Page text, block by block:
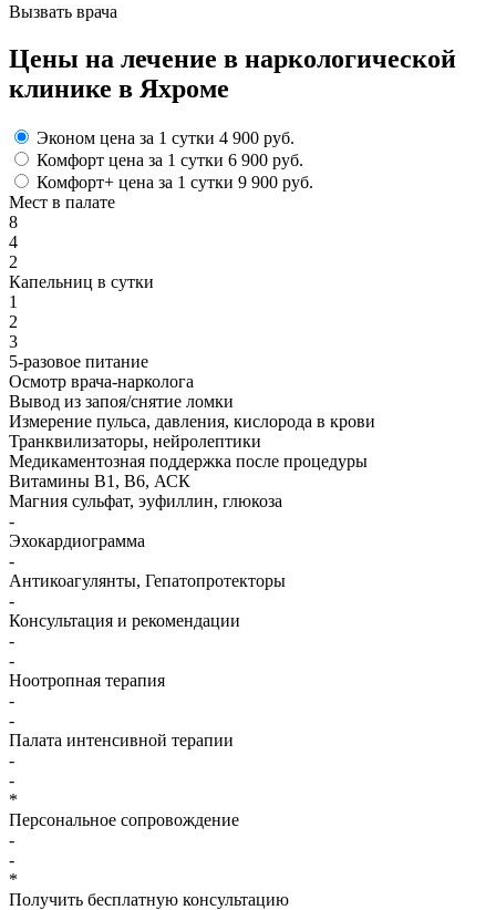
Вызвать врача
Цены на лечение в наркологической
клинике в Яхроме
Эконом цена за 1 сутки 4 900 руб.
Комфорт цена за 1 сутки 6 900 руб.
Комфорт+ цена за 1 сутки 9 900 руб.
Мест в палате
8
4
2
Капельниц в сутки
1
2
3
5-разовое питание
Осмотр врача-нарколога
Вывод из запоя/снятие ломки
Измерение пульса, давления, кислорода в крови
Транквилизаторы, нейролептики
Медикаментозная поддержка после процедуры
Витамины B1, B6, АСК
Магния сульфат, эуфиллин, глюкоза
-
Эхокардиограмма
-
Антикоагулянты, Гепатопротекторы
-
Консультация и рекомендации
-
-
Ноотропная терапия
-
-
Палата интенсивной терапии
-
-
*
Персональное сопровождение
-
-
*
Получить бесплатную консультацию